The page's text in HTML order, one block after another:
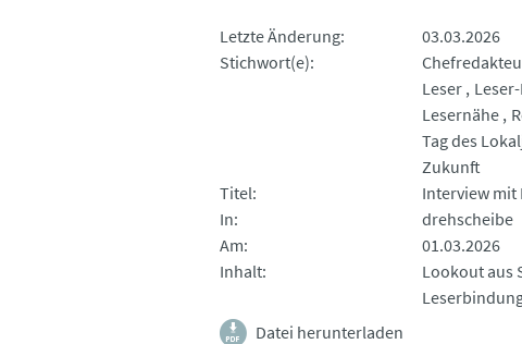
Letzte Änderung
03.03.2026
Stichwort(e)
Leser
Lesernähe
Tag des
Zukunft
Titel
Interview mit
In
drehscheibe
Am
01.03.2026
Inhalt
Lookout aus
Datei herunterladen